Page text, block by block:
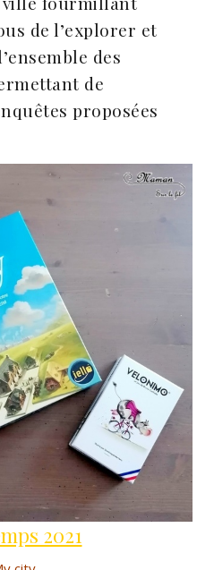
de l’explorer et
des
de
proposées
2021